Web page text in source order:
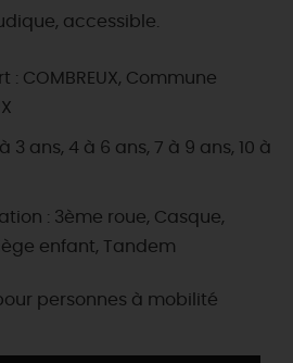
accessible.
COMBREUX, Commune
3 ans, 4 à 6 ans, 7 à 9 ans, 10 à
: 3ème roue, Casque,
enfant, Tandem
personnes à mobilité